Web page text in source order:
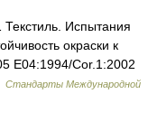
Испытания
окраски к
E04:1994/Cor.1:2002
Стандарты Международной